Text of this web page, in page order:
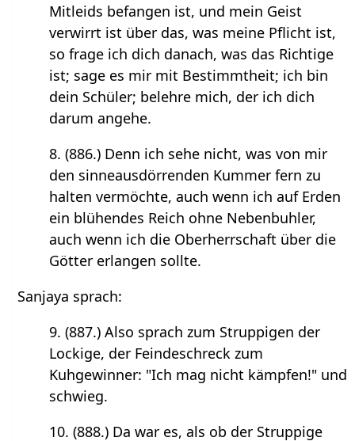
Mitleids befangen ist, und mein Geist
verwirrt ist über das, was meine Pflicht ist,
so frage ich dich danach, was das Richtige
ist; sage es mir mit Bestimmtheit; ich bin
dein Schüler; belehre mich, der ich dich
darum angehe.
8. (886.) Denn ich sehe nicht, was von mir
den sinneausdörrenden Kummer fern zu
halten vermöchte, auch wenn ich auf Erden
ein blühendes Reich ohne Nebenbuhler,
auch wenn ich die Oberherrschaft über die
Götter erlangen sollte.
Sanjaya sprach:
9. (887.) Also sprach zum Struppigen der
Lockige, der Feindeschreck zum
Kuhgewinner: "Ich mag nicht kämpfen!" und
schwieg.
10. (888.) Da war es, als ob der Struppige